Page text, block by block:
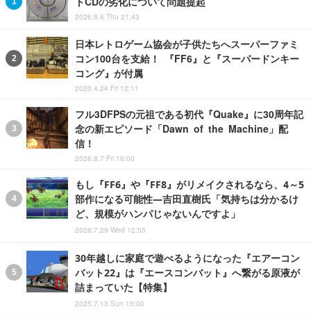
2026.8.6 Thu 21:43
日本レトロゲーム協会が子供たちへスーパーファミ
コン100台を支給！ 『FF6』と『スーパードンキー
コング』が付属
2020.4.24 Fri 12:11
フル3DFPSの元祖である初代『Quake』に30周年記
念の新エピソード「Dawn of the Machine」配
信！
2026.8.7 Fri 16:00
もし『FF6』や『FF8』がリメイクされるなら、4～5
部作になる可能性―吉田直樹氏「気持ちは分かるけ
ど、規模がハンパじゃないんですよ」
2026.7.29 Wed 12:55
30年越しに家庭で遊べるようになった『エアーコン
バット22』は『エースコンバット』へ繋がる原液が
詰まっていた【特集】
2025.7.13 Sun 15:00